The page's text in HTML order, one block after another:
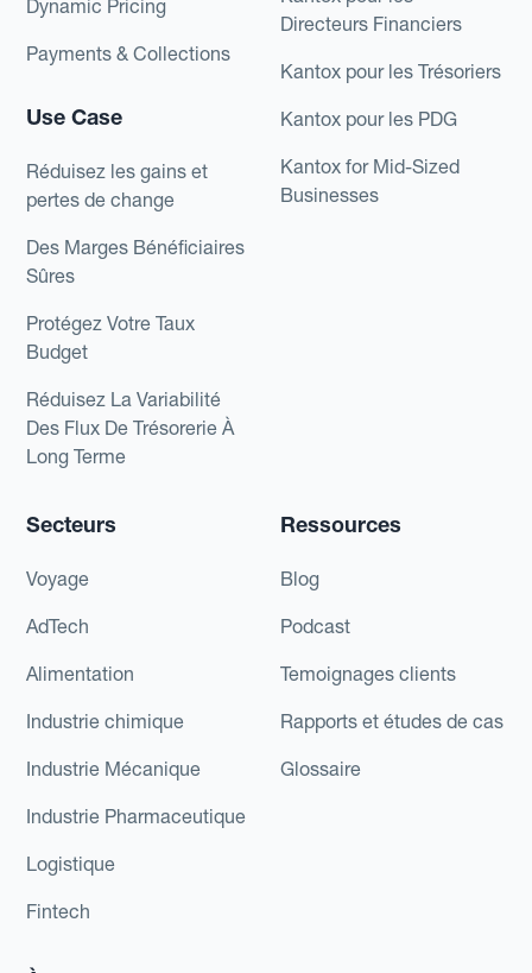
Dynamic Pricing
Payments & Collections
Use Case
Réduisez les gains et
pertes de change
Des Marges Bénéficiaires
Sûres
Protégez Votre Taux
Budget
Réduisez La Variabilité
Des Flux De Trésorerie À
Long Terme
Directeurs Financiers
Kantox pour les Trésoriers
Kantox pour les PDG
Kantox for Mid-Sized
Businesses
Secteurs
Voyage
AdTech
Alimentation
Industrie chimique
Industrie Mécanique
Industrie Pharmaceutique
Logistique
Fintech
Ressources
Blog
Podcast
Temoignages clients
Rapports et études de cas
Glossaire